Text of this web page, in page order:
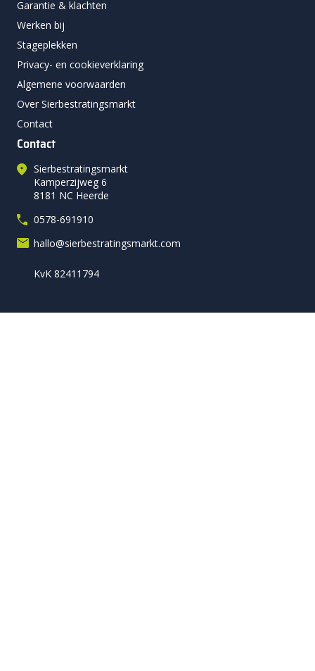
Garantie & klachten
Werken bij
Stageplekken
Privacy- en cookieverklaring
Algemene voorwaarden
Over Sierbestratingsmarkt
Contact
Contact
Sierbestratingsmarkt
Kamperzijweg 6
8181 NC Heerde
0578-691910
hallo@sierbestratingsmarkt.com
KvK 82411794
Volg ons